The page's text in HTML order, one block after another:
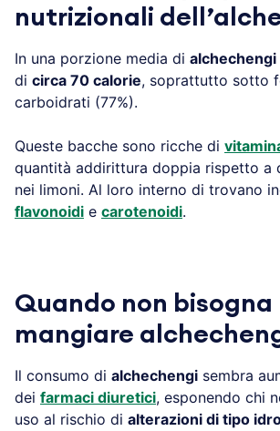
nutrizionali
In una porzione media di alchechengi
di circa 70 calorie, soprattutto sotto
carboidrati (77%).
Queste bacche sono ricche di
quantità addirittura doppia rispetto a
nei limoni. Al loro interno di trovano
flavonoidi e carotenoidi.
Quando non bisogna
mangiare
Il consumo di alchechengi sembra
dei farmaci diuretici, esponendo chi
uso al rischio di alterazioni di tipo